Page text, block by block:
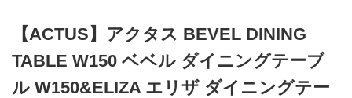
【ACTUS】アクタス BEVEL DINING
TABLE W150 ベベル ダイニングテーブ
ル W150&ELIZA エリザ ダイニングテー